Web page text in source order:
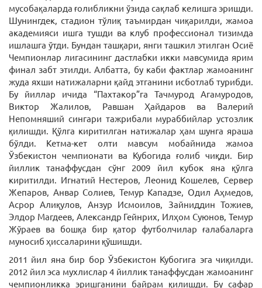
мусобақаларда ғолибликни ўзида сақлаб келишга эришди.
Шунингдек, стадион тўлиқ таъмирдан чиқарилди, жамоа
академияси ишга тушди ва клуб профессионал тизимда
ишлашга ўтди. Бундан ташқари, янги ташкил этилган Осиё
Чемпионлар лигасининг дастлабки икки мавсумида ярим
финал забт этилди. Албатта, бу каби фактлар жамоанинг
жуда яхши натижаларни қайд этганини исботлаб турибди.
Бу йиллар ичида “Пахтакор”га Тачмурод Агамуродов,
Виктор Жалилов, Равшан Ҳайдаров ва Валерий
Непомняший сингари тажрибали мураббийлар устозлик
қилишди. Қўлга киритилган натижалар ҳам шунга яраша
бўлди. Кетма-кет олти мавсум мобайнида жамоа
Ўзбекистон чемпионати ва Кубогида ғолиб чиқди. Бир
йиллик танаффусдан сўнг 2009 йил кубок яна қўлга
киритилди. Игнатий Нестеров, Леонид Кошелев, Сервер
Жепаров, Анвар Солиев, Темур Кападзе, Одил Аҳмедов,
Асрор Алиқулов, Анзур Исмоилов, Зайниддин Тожиев,
Элдор Магдеев, Александр Гейнрих, Илҳом Суюнов, Темур
Жўраев ва бошқа бир қатор футболчилар ғалабаларга
муносиб ҳиссаларини қўшишди.
2011 йил яна бир бор Ўзбекистон Кубогига эга чиқилди.
2012 йил эса мухлислар 4 йиллик танаффусдан жамоанинг
чемпионликка эришганини байрам қилишди. Бу сафар